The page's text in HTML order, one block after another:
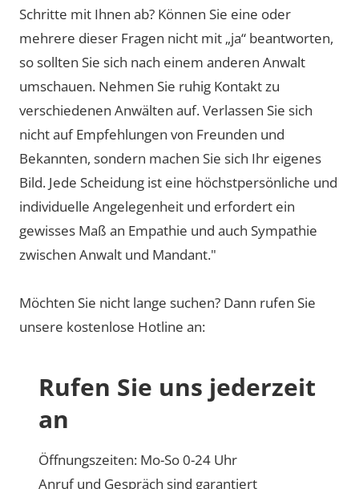
Schritte mit Ihnen ab? Können Sie eine oder
mehrere dieser Fragen nicht mit „ja“ beantworten,
so sollten Sie sich nach einem anderen Anwalt
umschauen. Nehmen Sie ruhig Kontakt zu
verschiedenen Anwälten auf. Verlassen Sie sich
nicht auf Empfehlungen von Freunden und
Bekannten, sondern machen Sie sich Ihr eigenes
Bild. Jede Scheidung ist eine höchstpersönliche und
individuelle Angelegenheit und erfordert ein
gewisses Maß an Empathie und auch Sympathie
zwischen Anwalt und Mandant."
Möchten Sie nicht lange suchen? Dann rufen Sie
unsere kostenlose Hotline an:
Rufen Sie uns jederzeit
an
Öffnungszeiten: Mo-So 0-24 Uhr
Anruf und Gespräch sind garantiert